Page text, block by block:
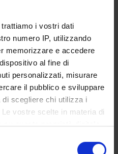
trattiamo i vostri dati
numero IP, utilizzando
memorizzare e accedere
al fine di
personalizzati, misurare
il pubblico e sviluppare
scegliere chi utilizza i
vostre scelte in materia di
questa proprietà digitale
consenso in qualsiasi